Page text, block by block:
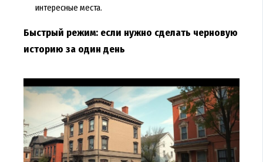
интересные места.
Быстрый режим: если нужно сделать черновую
историю за один день